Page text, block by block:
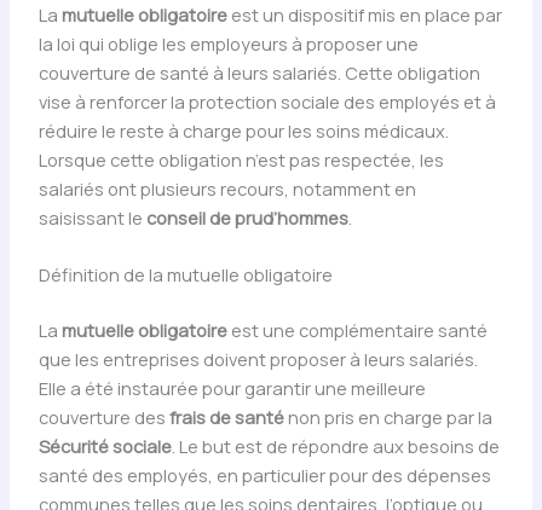
La mutuelle obligatoireest un dispositif mis en place par
la loi qui oblige les employeurs à proposer une
couverture de santé à leurs salariés. Cette obligation
vise à renforcer la protection sociale des employés et à
réduire le reste à charge pour les soins médicaux.
Lorsque cette obligation n’est pas respectée, les
salariés ont plusieurs recours, notamment en
saisissant le conseil de prud’hommes.
Définition de la mutuelle obligatoire
La mutuelle obligatoireest une complémentaire santé
que les entreprises doivent proposer à leurs salariés.
Elle a été instaurée pour garantir une meilleure
couverture des frais de santénon pris en charge par la
Sécurité sociale. Le but est de répondre aux besoins de
santé des employés, en particulier pour des dépenses
communes telles que les soins dentaires, l’optique ou